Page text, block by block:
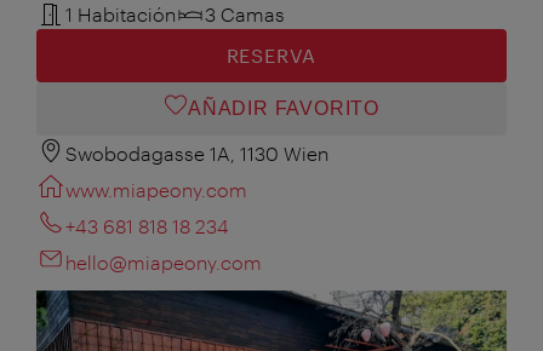
1 Habitación
3 Camas
RESERVA
AÑADIR FAVORITO
Swobodagasse 1A, 1130 Wien
www.miapeony.com
+43 681 818 18 234
hello@miapeony.com